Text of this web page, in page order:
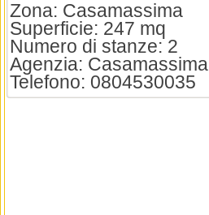
Zona: Casamassima
Superficie: 247 mq
Numero di stanze: 2
Agenzia: Casamassima
Telefono: 0804530035